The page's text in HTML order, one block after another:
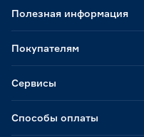
Способы оплаты
Полезная информация
Покупателям
Сервисы